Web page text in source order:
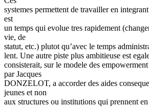
systemes permettent de travailler en
est
un temps qui evolue tres rapidement
vie, de
statut, etc.) plutot qu’avec le temps
lent. Une autre piste plus ambitieuse est
consisterait, sur le modele des
par Jacques
DONZELOT, a accorder des aides
jeunes et non
aux structures ou institutions qui prennent